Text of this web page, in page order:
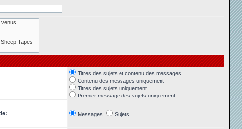
Titres des sujets et contenu des messages
Contenu des messages uniquement
Titres des sujets uniquement
Premier message des sujets uniquement
Messages Sujets